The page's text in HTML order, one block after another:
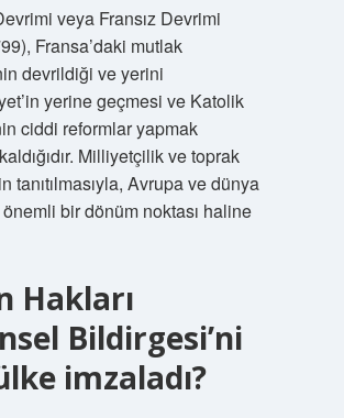
veya Fransız Devrimi
Fransa’daki mutlak
devrildiği ve yerini
yerine geçmesi ve Katolik
ciddi reformlar yapmak
Milliyetçilik ve toprak
tanıtılmasıyla, Avrupa ve dünya
bir dönüm noktası haline
Hakları
Bildirgesi’ni
imzaladı?